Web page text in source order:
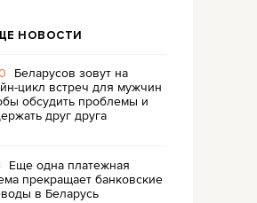
НОВОСТИ
Беларусов зовут на
цикл встреч для мужчин
обсудить проблемы и
друг друга
Еще одна платежная
прекращает банковские
в Беларусь